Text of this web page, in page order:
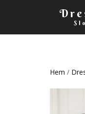
Hem /